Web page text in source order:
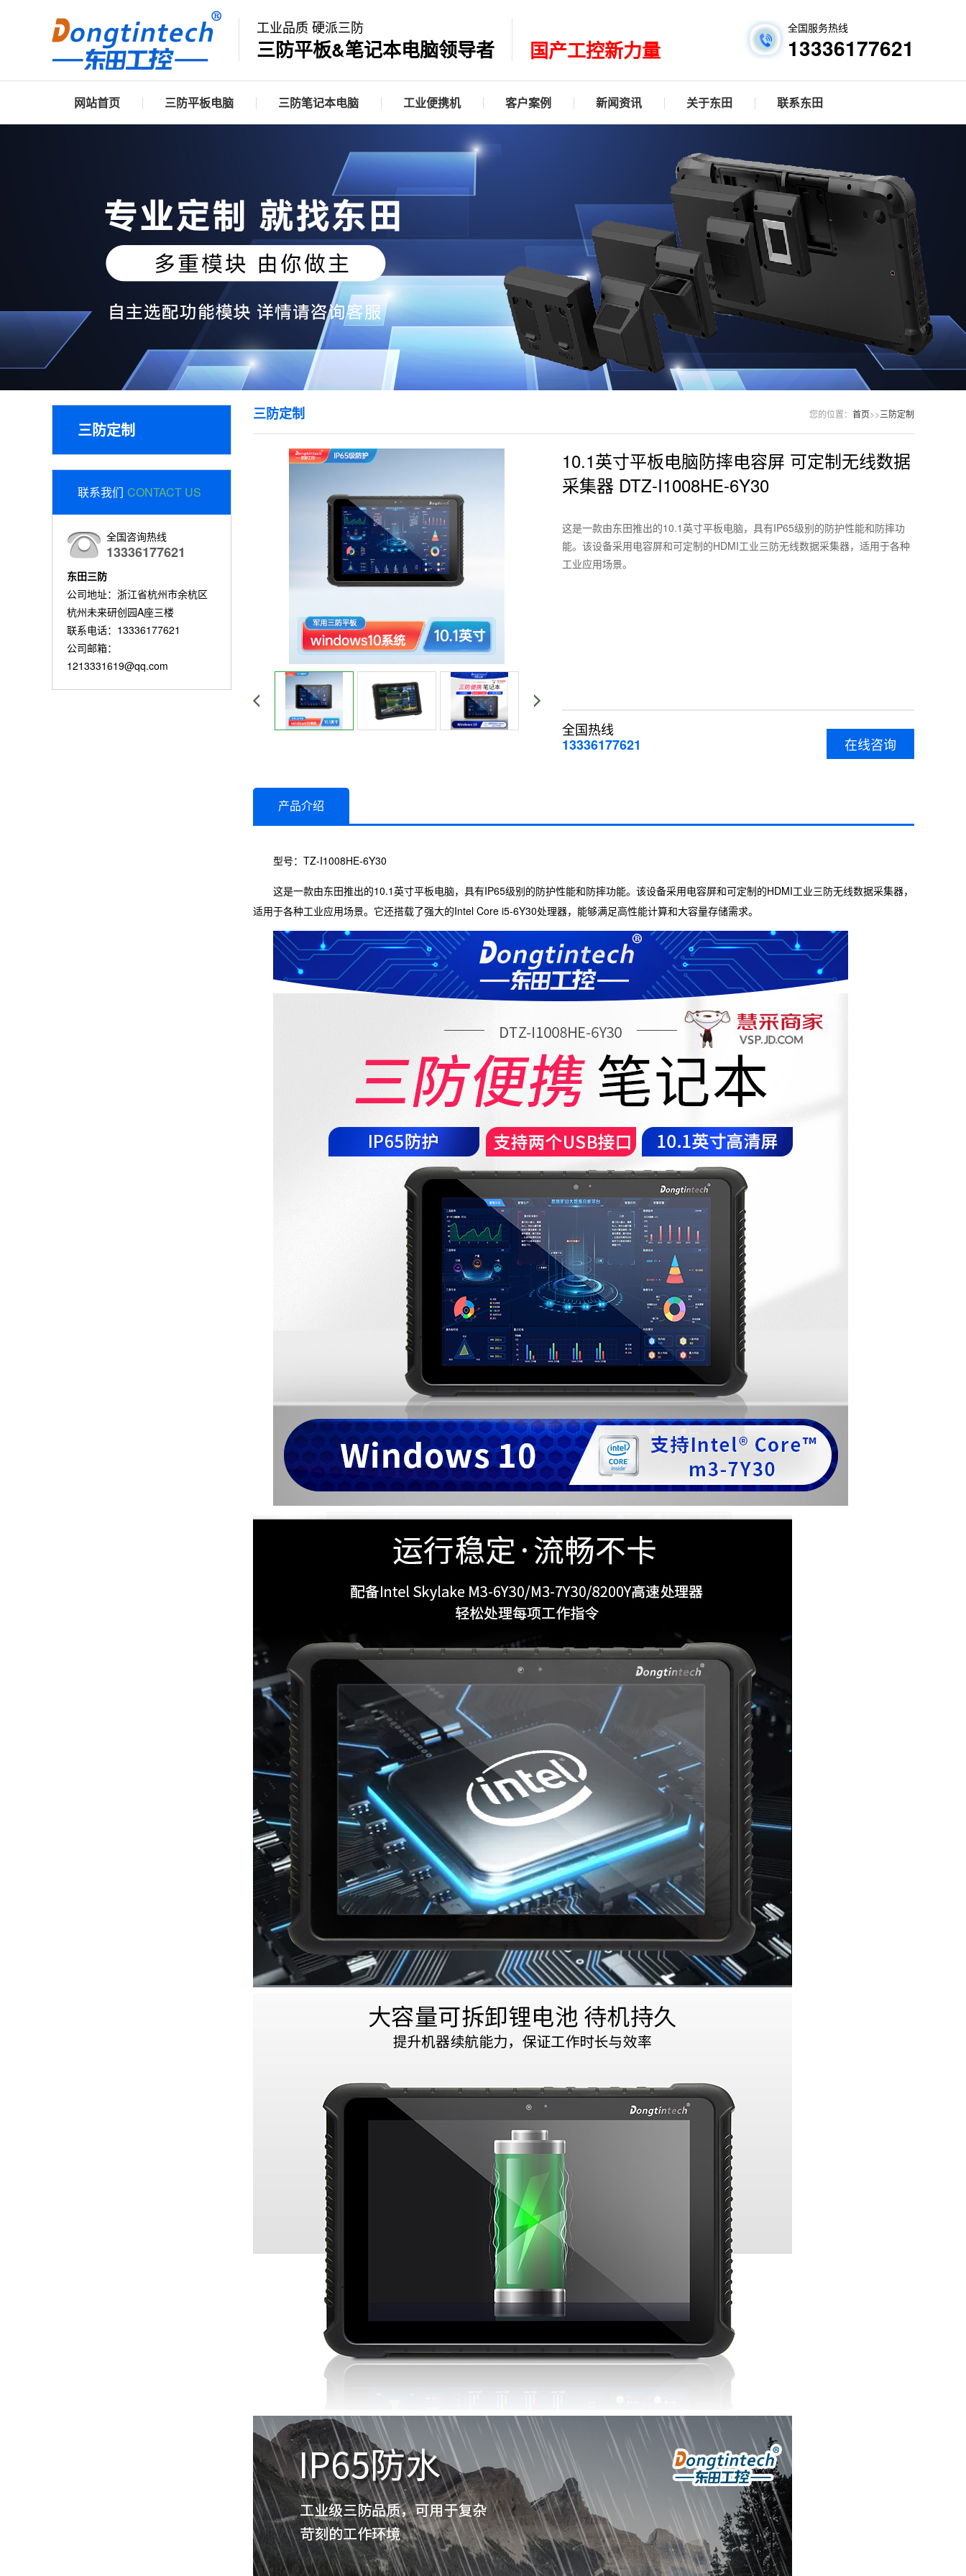
工业品质 硬派三防
三防平板&笔记本电脑领导者 国产工控新力量
全国服务热线
13336177621
网站首页 三防平板电脑 三防笔记本电脑 工业便携机 客户案例 新闻资讯 关于东田 联系东田
三防定制
联系我们 CONTACT US
全国咨询热线
13336177621
东田三防
公司地址：浙江省杭州市余杭区
杭州未来研创园A座三楼
联系电话：13336177621
公司邮箱：
1213331619@qq.com
您的位置： 首页>>三防定制
三防定制
10.1英寸平板电脑防摔电容屏 可定制无线数据
采集器 DTZ-I1008HE-6Y30
这是一款由东田推出的10.1英寸平板电脑，具有IP65级别的防护性能和防摔功
能。该设备采用电容屏和可定制的HDMI工业三防无线数据采集器，适用于各种
工业应用场景。
在线咨询
全国热线
13336177621
产品介绍
型号：TZ-I1008HE-6Y30
这是一款由东田推出的10.1英寸平板电脑，具有IP65级别的防护性能和防摔功能。该设备采用电容屏和可定制的HDMI工业三防无线数据采集器，
适用于各种工业应用场景。它还搭载了强大的Intel Core i5-6Y30处理器，能够满足高性能计算和大容量存储需求。